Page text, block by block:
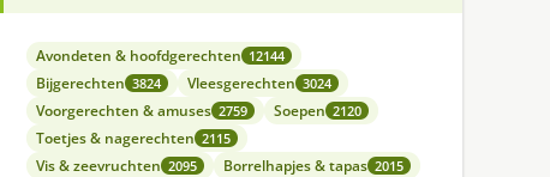
Avondeten & hoofdgerechten 12144
Bijgerechten 3824 Vleesgerechten 3024
Voorgerechten & amuses 2759 Soepen 2120
Toetjes & nagerechten 2115
Vis & zeevruchten 2095 Borrelhapjes & tapas 2015